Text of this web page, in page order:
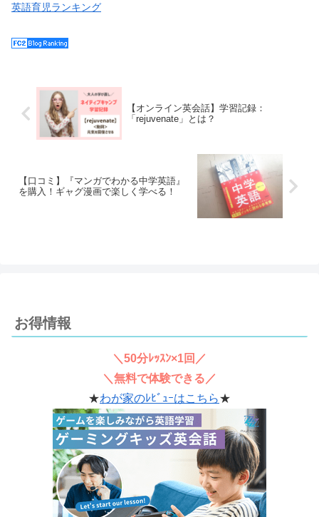
英語育児ランキング
【オンライン英会話】学習記録：
「rejuvenate」とは？
【口コミ】『マンガでわかる中学英語』
を購入！ギャグ漫画で楽しく学べる！
お得情報
＼50分ﾚｯｽﾝ×1回／
＼無料で体験できる／
★わが家のﾚﾋﾞｭｰはこちら★